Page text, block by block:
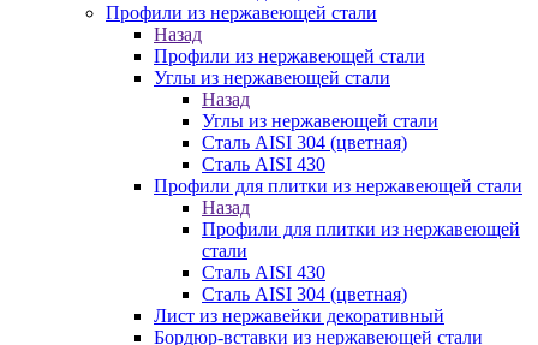
Профили из нержавеющей стали
Назад
Профили из нержавеющей стали
Углы из нержавеющей стали
Назад
Углы из нержавеющей стали
Сталь AISI 304 (цветная)
Сталь AISI 430
Профили для плитки из нержавеющей стали
Назад
Профили для плитки из нержавеющей
стали
Сталь AISI 430
Сталь AISI 304 (цветная)
Лист из нержавейки декоративный
Бордюр-вставки из нержавеющей стали